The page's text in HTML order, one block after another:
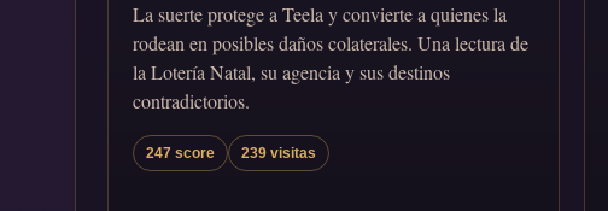
La suerte protege a Teela y convierte a quienes la
rodean en posibles daños colaterales. Una lectura de
la Lotería Natal, su agencia y sus destinos
contradictorios.
247 score 239 visitas